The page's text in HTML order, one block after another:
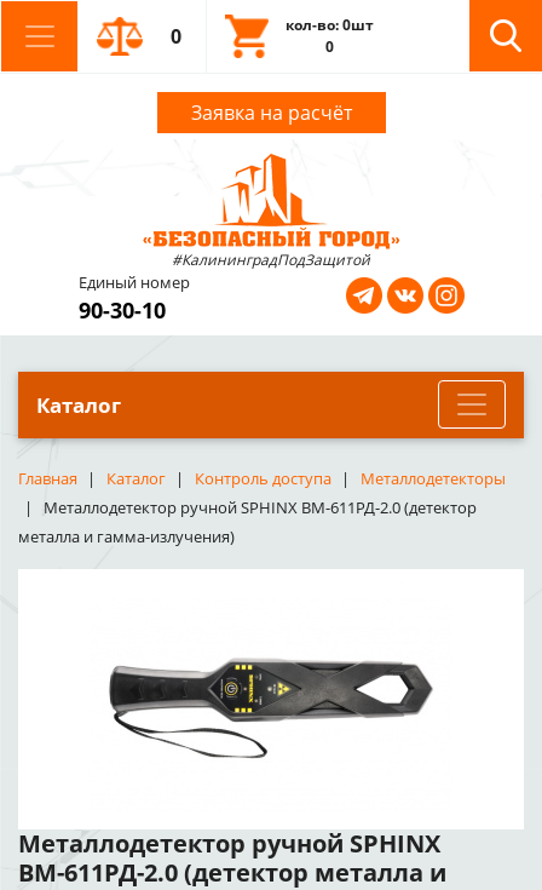
0
кол-во: 0шт
0
Заявка на расчёт
#КалининградПодЗащитой
Единый номер
90-30-10
Каталог
Главная Каталог Контроль доступа
Металлодетекторы
Металлодетектор ручной SPHINX ВМ-611РД-2.0 (детектор
металла и гамма-излучения)
Металлодетектор ручной SPHINX
ВМ-611РД-2.0 (детектор металла и